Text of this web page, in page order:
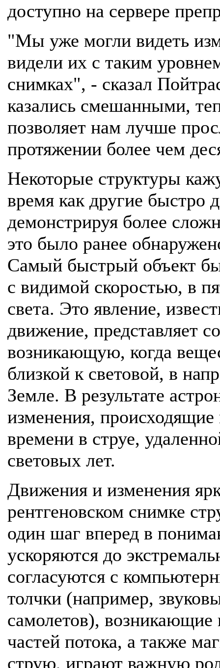
доступно на сервере
"Мы уже могли видеть
видели их с таким
снимках", - сказал
казались смешанными,
позволяет нам лучше
протяжении более чем
Некоторые структуры
время как другие быстро
демонстрируя более
это было ранее
Самый быстрый объект
с видимой скоростью, в
света. Это явление,
движение, представляет
возникающую, когда
близкой к световой, в
Земле. В результате
изменения, происходящие
времени в струе,
световых лет.
Движения и изменения
рентгеновском снимке
один шаг вперед в
ускоряются до
согласуются с
толчки (например,
самолетов), возникающие
частей потока, а также
струю, играют важную